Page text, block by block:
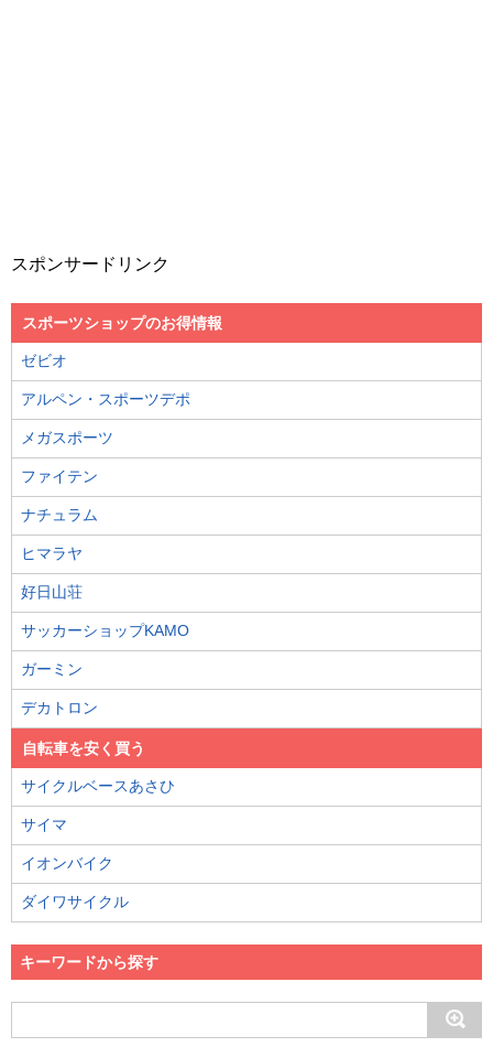
スポンサードリンク
スポーツショップのお得情報
ゼビオ
アルペン・スポーツデポ
メガスポーツ
ファイテン
ナチュラム
ヒマラヤ
好日山荘
サッカーショップKAMO
ガーミン
デカトロン
自転車を安く買う
サイクルベースあさひ
サイマ
イオンバイク
ダイワサイクル
キーワードから探す